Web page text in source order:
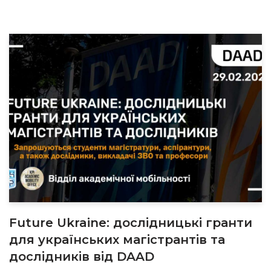
Future Ukraine: дослідницькі гранти
для українських магістрантів та
дослідників від DAAD